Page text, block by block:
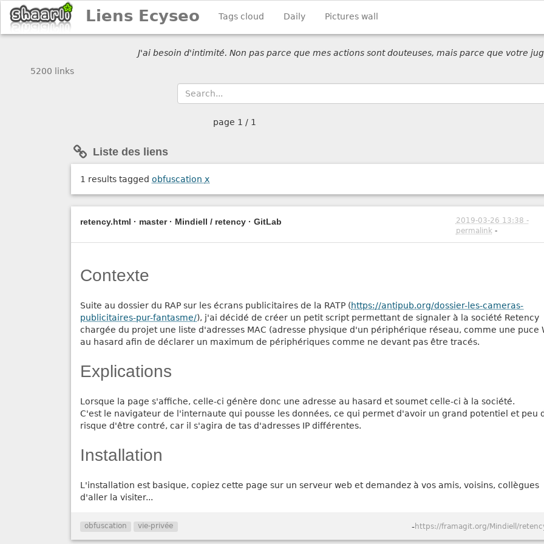
Liens Ecyseo Tags cloud Daily Pictures wall
J'ai besoin d'intimité. Non pas parce que mes actions sont douteuses, mais parce que votre
5200 links
page 1 / 1
Liste des liens
1 results tagged obfuscation x
retency.html · master · Mindiell / retency · GitLab
2019-03-26 13:38 -
permalink-
Contexte
Suite au dossier du RAP sur les écrans publicitaires de la RATP (https://antipub.org/dossier-les-cameras-
publicitaires-pur-fantasme/), j'ai décidé de créer un petit script permettant de signaler à la société Retency
chargée du projet une liste d'adresses MAC (adresse physique d'un périphérique réseau, comme une puce
au hasard afin de déclarer un maximum de périphériques comme ne devant pas être tracés.
Explications
Lorsque la page s'affiche, celle-ci génère donc une adresse au hasard et soumet celle-ci à la société.
C'est le navigateur de l'internaute qui pousse les données, ce qui permet d'avoir un grand potentiel et peu
risque d'être contré, car il s'agira de tas d'adresses IP différentes.
Installation
L'installation est basique, copiez cette page sur un serveur web et demandez à vos amis, voisins, collègues
d'aller la visiter...
obfuscation vie-privée -https://framagit.org/Mindiell/